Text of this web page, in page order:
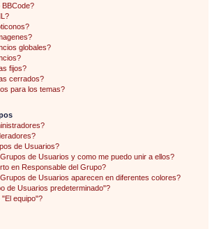
globales?
fijos?
cerrados?
para los temas?
de Usuarios?
de Usuarios y como me puedo unir a ellos?
en Responsable del Grupo?
de Usuarios aparecen en diferentes colores?
de Usuarios predeterminado"?
equipo"?